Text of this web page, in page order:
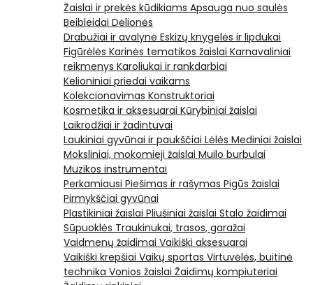
Žaislai ir prekės kūdikiams Apsauga nuo saulės
Beibleidai Dėlionės
Drabužiai ir avalynė Eskizų knygelės ir lipdukai
Figūrėlės Karinės tematikos žaislai Karnavaliniai
reikmenys Karoliukai ir rankdarbiai
Kelioniniai priedai vaikams
Kolekcionavimas Konstruktoriai
Kosmetika ir aksesuarai Kūrybiniai žaislai
Laikrodžiai ir žadintuvai
Laukiniai gyvūnai ir paukščiai Lėlės Mediniai žaislai
Moksliniai, mokomieji žaislai Muilo burbulai
Muzikos instrumentai
Perkamiausi Piešimas ir rašymas Pigūs žaislai
Pirmykščiai gyvūnai
Plastikiniai žaislai Pliušiniai žaislai Stalo žaidimai
Sūpuoklės Traukinukai, trasos, garažai
Vaidmenų žaidimai Vaikiški aksesuarai
Vaikiški krepšiai Vaikų sportas Virtuvėlės, buitinė
technika Vonios žaislai Žaidimų kompiuteriai